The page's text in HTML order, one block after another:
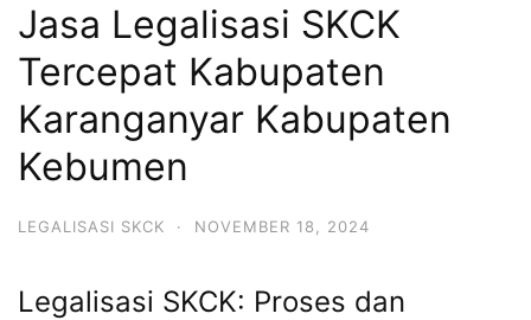
Jasa Legalisasi SKCK
Tercepat Kabupaten
Karanganyar Kabupaten
Kebumen
LEGALISASI SKCK · NOVEMBER 18, 2024
Legalisasi SKCK: Proses dan